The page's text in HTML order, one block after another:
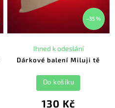
–35 %
Dárkové balení Miluji tě
Ihned k odeslání
130 Kč
Do košíku